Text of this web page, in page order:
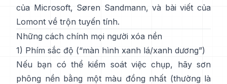
của Microsoft, Søren Sandmann, và bài viết của
Lomont về trộn tuyến tính.
Những cách chính mọi người xóa nền
1) Phím sắc độ (“màn hình xanh lá/xanh dương”)
Nếu bạn có thể kiểm soát việc chụp, hãy sơn
phông nền bằng một màu đồng nhất (thường là